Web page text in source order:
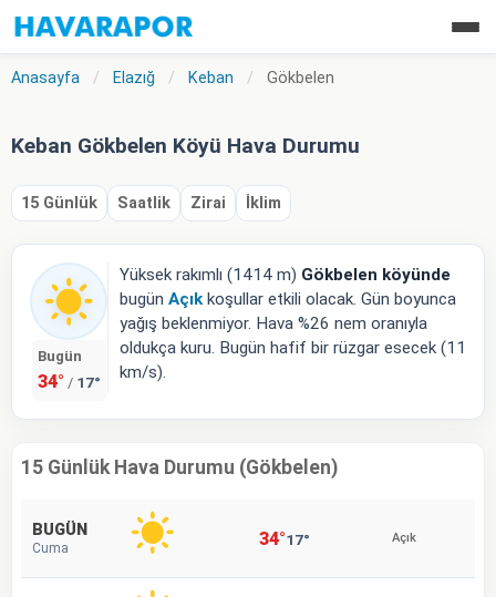
Anasayfa / Elazığ / Keban / Gökbelen
Keban Gökbelen Köyü Hava Durumu
15 Günlük Saatlik Zirai İklim
Bugün
34° / 17°
Yüksek rakımlı (1414 m) Gökbelen köyünde
bugün Açıkkoşullar etkili olacak. Gün boyunca
yağış beklenmiyor. Hava %26 nem oranıyla
oldukça kuru. Bugün hafif bir rüzgar esecek (11
km/s).
15 Günlük Hava Durumu (Gökbelen)
BUGÜN
Cuma 34°17° Açık